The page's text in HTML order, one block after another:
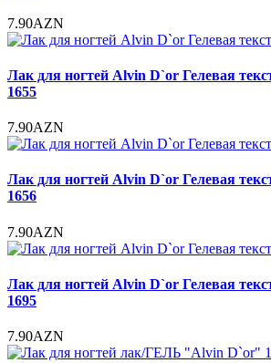
7.90AZN
Лак для ногтей Alvin D`or Гелевая
1655
7.90AZN
Лак для ногтей Alvin D`or Гелевая
1656
7.90AZN
Лак для ногтей Alvin D`or Гелевая
1695
7.90AZN